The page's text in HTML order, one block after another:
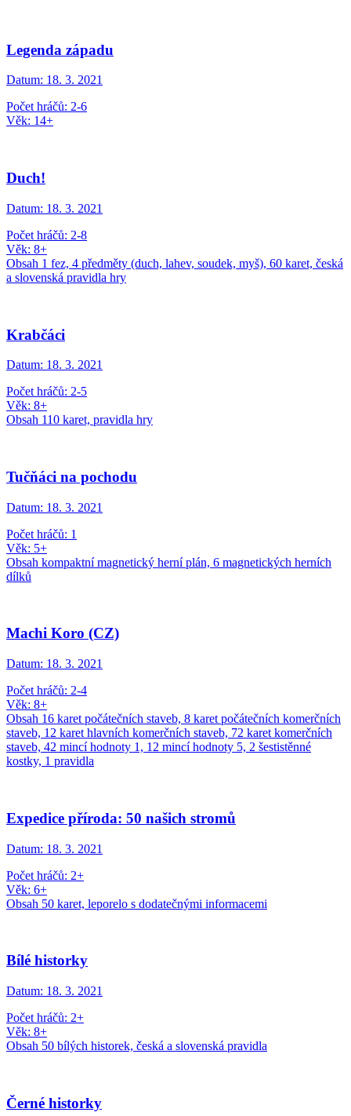
Legenda západu
Datum: 18. 3. 2021
Počet hráčů: 2-6
Věk: 14+
Duch!
Datum: 18. 3. 2021
Počet hráčů: 2-8
Věk: 8+
Obsah 1 fez, 4 předměty (duch, lahev, soudek, myš), 60 karet, česká
a slovenská pravidla hry
Krabčáci
Datum: 18. 3. 2021
Počet hráčů: 2-5
Věk: 8+
Obsah 110 karet, pravidla hry
Tučňáci na pochodu
Datum: 18. 3. 2021
Počet hráčů: 1
Věk: 5+
Obsah kompaktní magnetický herní plán, 6 magnetických herních
dílků
Machi Koro (CZ)
Datum: 18. 3. 2021
Počet hráčů: 2-4
Věk: 8+
Obsah 16 karet počátečních staveb, 8 karet počátečních komerčních
staveb, 12 karet hlavních komerčních staveb, 72 karet komerčních
staveb, 42 mincí hodnoty 1, 12 mincí hodnoty 5, 2 šestistěnné
kostky, 1 pravidla
Expedice příroda: 50 našich stromů
Datum: 18. 3. 2021
Počet hráčů: 2+
Věk: 6+
Obsah 50 karet, leporelo s dodatečnými informacemi
Bílé historky
Datum: 18. 3. 2021
Počet hráčů: 2+
Věk: 8+
Obsah 50 bílých historek, česká a slovenská pravidla
Černé historky